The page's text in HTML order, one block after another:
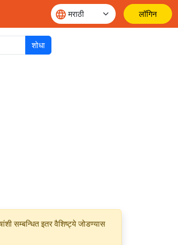
लॉगिन
शोधा
सम्बन्धित इतर वैशिष्ट्ये जोडण्यास